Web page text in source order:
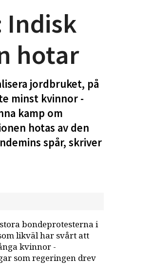
Indisk
hotar
jordbruket, på
minst kvinnor -
kamp om
hotas av den
spår, skriver
bondeprotesterna i
likväl har svårt att
kvinnor -
som regeringen drev